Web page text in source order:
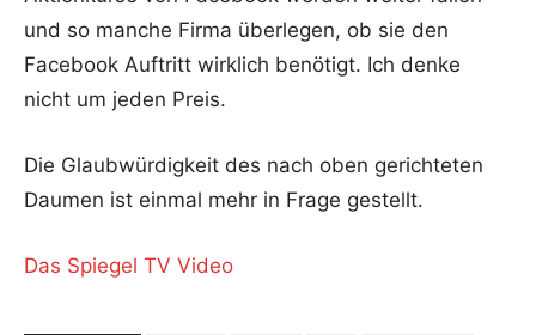
und so manche Firma überlegen, ob sie den
Facebook Auftritt wirklich benötigt. Ich denke
nicht um jeden Preis.
Die Glaubwürdigkeit des nach oben gerichteten
Daumen ist einmal mehr in Frage gestellt.
Das Spiegel TV Video